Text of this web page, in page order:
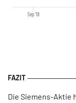
Sep '18
Die Siemens-Aktie